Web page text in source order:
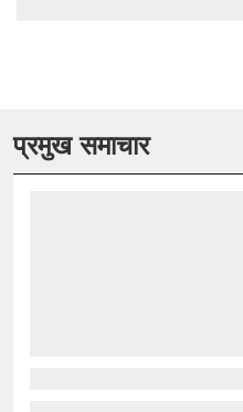
प्रमुख समाचार